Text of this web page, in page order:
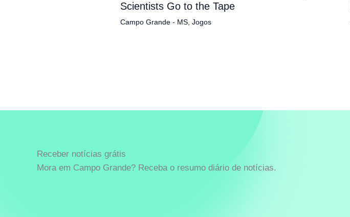
Scientists Go to the Tape
Campo Grande - MS, Jogos
Receber notícias grátis
Mora em Campo Grande? Receba o resumo diário de notícias.